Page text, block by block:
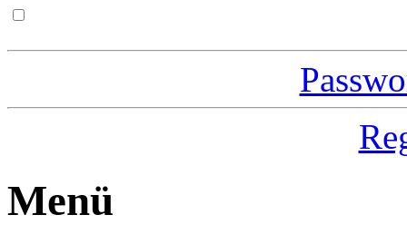
Menü